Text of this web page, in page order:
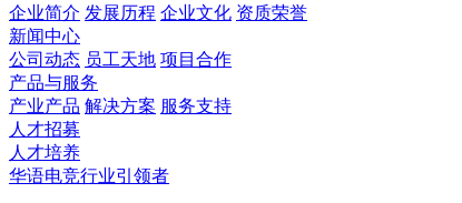
企业简介 发展历程 企业文化 资质荣誉
新闻中心
公司动态 员工天地 项目合作
产品与服务
产业产品 解决方案 服务支持
人才招募
人才培养
华语电竞行业引领者